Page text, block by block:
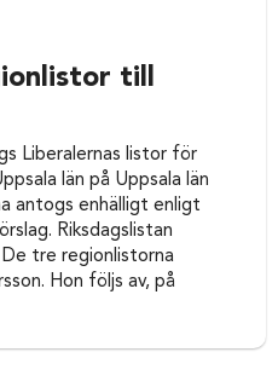
till
Liberalernas listor för
län på Uppsala län
antogs enhälligt enligt
Riksdagslistan
tre regionlistorna
Hon följs av, på